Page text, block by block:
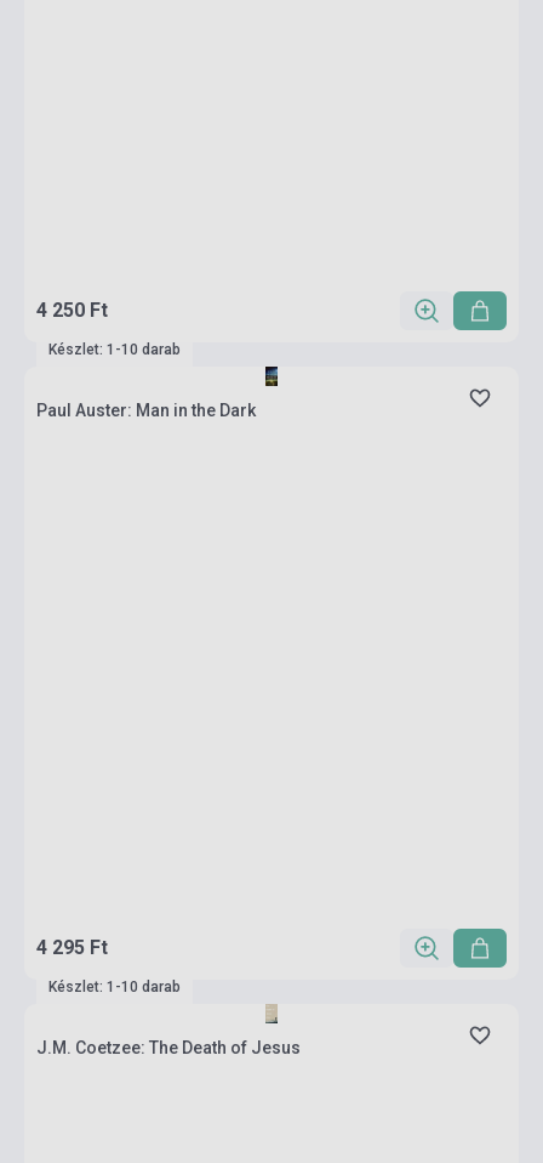
4 250 Ft
Készlet: 1-10 darab
Paul Auster: Man in the Dark
4 295 Ft
Készlet: 1-10 darab
J.M. Coetzee: The Death of Jesus